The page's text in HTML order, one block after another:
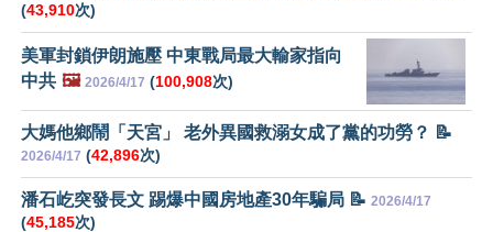
(43,910次)
美軍封鎖伊朗施壓 中東戰局最大輸家指向
中共 🖼️ 2026/4/17 (100,908次)
大媽他鄉鬧「天宮」 老外異國救溺女成了黨的功勞？ 📝
2026/4/17 (42,896次)
潘石屹突發長文 踢爆中國房地產30年騙局 📝 2026/4/17
(45,185次)